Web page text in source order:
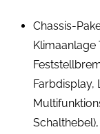
Chassis-
Klimaanlage
Farbdisplay,